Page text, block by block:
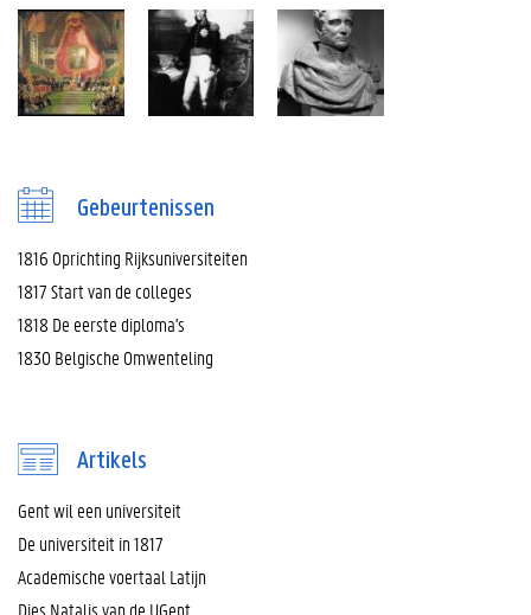
Gebeurtenissen
1816 Oprichting Rijksuniversiteiten
1817 Start van de colleges
1818 De eerste diploma's
1830 Belgische Omwenteling
Artikels
Gent wil een universiteit
De universiteit in 1817
Academische voertaal Latijn
Dies Natalis van de UGent